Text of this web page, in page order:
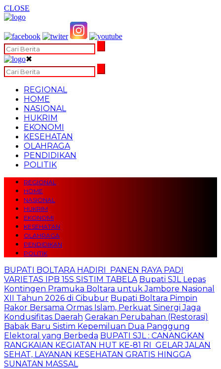
CLOSE
✖
REGIONAL
HOME
NASIONAL
HUKRIM
EKONOMI
KESEHATAN
OLAHRAGA
PENDIDIKAN
POLITIK
REGIONAL
HOME
NASIONAL
HUKRIM
EKONOMI
KESEHATAN
OLAHRAGA
PENDIDIKAN
POLITIK
BUPATI BOLTARA HADIRI PANEN RAYA PADI
VARIETAS IPB 15S SISTIM TABELA Bupati SJL Lepas
Kontingen Pramuka Boltara untuk Jambore Nasional
XII Tahun 2026 di Cibubur Bupati Boltara Pimpin
Rakor Bersama Ormas Islam, Perkuat Sinergi Jaga
Kondusifitas Daerah Gerakan Perubahan (Restorasi)
Babak Baru Sistim Kepemiluan Dua Panggung
Elektoral yang Berbeda BUPATI SJL : CANANGKAN
RANGKAIAN KEGIATAN HUT KE-81 RI GELAR JALAN
SEHAT, LAYANAN KESEHATAN GRATIS HINGGA
SUNATAN MASSAL